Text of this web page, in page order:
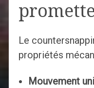
Le
propriétés
Mouvement